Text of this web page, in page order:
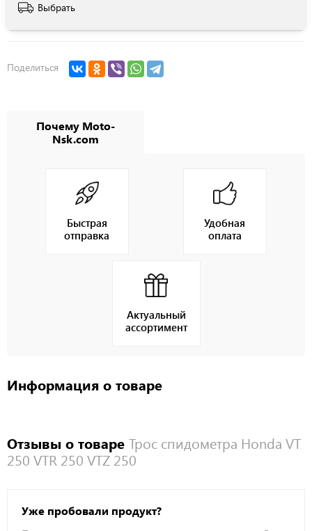
Выбрать
Поделиться
Почему Moto-
Nsk.com
Быстрая
отправка
Удобная
оплата
Актуальный
ассортимент
Информация о товаре
Отзывы о товаре Трос спидометра Honda VT
250 VTR 250 VTZ 250
Уже пробовали продукт?